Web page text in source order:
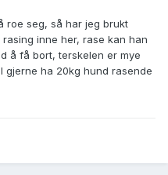
roe seg, så har jeg brukt
inne her, rase kan han
å få bort, terskelen er mye
gjerne ha 20kg hund rasende